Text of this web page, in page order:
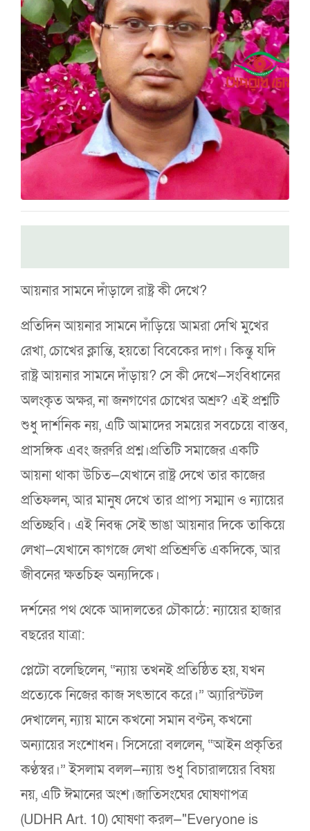
আয়নার সামনে দাঁড়ালে রাষ্ট্র কী দেখে?
প্রতিদিন আয়নার সামনে দাঁড়িয়ে আমরা দেখি মুখের
রেখা, চোখের ক্লান্তি, হয়তো বিবেকের দাগ। কিন্তু যদি
রাষ্ট্র আয়নার সামনে দাঁড়ায়? সে কী দেখে—সংবিধানের
অলংকৃত অক্ষর, না জনগণের চোখের অশ্রু? এই প্রশ্নটি
শুধু দার্শনিক নয়, এটি আমাদের সময়ের সবচেয়ে বাস্তব,
প্রাসঙ্গিক এবং জরুরি প্রশ্ন।প্রতিটি সমাজের একটি
আয়না থাকা উচিত—যেখানে রাষ্ট্র দেখে তার কাজের
প্রতিফলন, আর মানুষ দেখে তার প্রাপ্য সম্মান ও ন্যায়ের
প্রতিচ্ছবি। এই নিবন্ধ সেই ভাঙা আয়নার দিকে তাকিয়ে
লেখা—যেখানে কাগজে লেখা প্রতিশ্রুতি একদিকে, আর
জীবনের ক্ষতচিহ্ন অন্যদিকে।
দর্শনের পথ থেকে আদালতের চৌকাঠে: ন্যায়ের হাজার
বছরের যাত্রা:
প্লেটো বলেছিলেন, “ন্যায় তখনই প্রতিষ্ঠিত হয়, যখন
প্রত্যেকে নিজের কাজ সৎভাবে করে।” অ্যারিস্টটল
দেখালেন, ন্যায় মানে কখনো সমান বণ্টন, কখনো
অন্যায়ের সংশোধন। সিসেরো বললেন, “আইন প্রকৃতির
কণ্ঠস্বর।” ইসলাম বলল—ন্যায় শুধু বিচারালয়ের বিষয়
নয়, এটি ঈমানের অংশ।জাতিসংঘের ঘোষণাপত্র
(UDHR Art. 10) ঘোষণা করল—"Everyone is